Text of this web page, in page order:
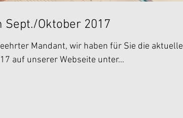
Oktober 2017
Mandant, wir haben für Sie die aktuelle
auf unserer Webseite unter...